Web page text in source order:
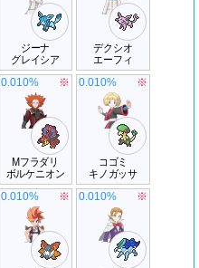
ジーナ
グレイシア
デクシオ
エーフィ
Mフラダリ
ボルケニオン
0.010% ※
コゴミ
キノガッサ
0.010% ※
0.010% ※ 0.010% ※